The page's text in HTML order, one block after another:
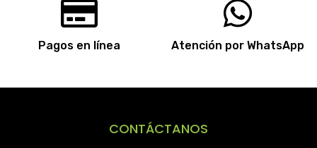
Pagos en línea Atención por WhatsApp
CONTÁCTANOS